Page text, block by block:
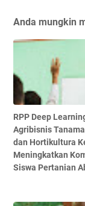
Anda mungkin
RPP Deep
Agribisnis
dan Hortikultura
Meningkatkan
Siswa Pertanian